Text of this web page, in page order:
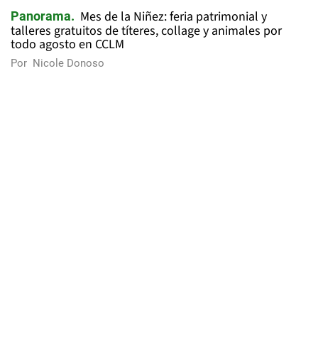
Panorama
Mes de la Niñez: feria patrimonial y
talleres gratuitos de títeres, collage y animales por
todo agosto en CCLM
Por Nicole Donoso